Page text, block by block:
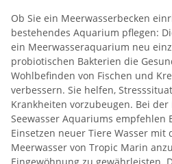
Ob Sie ein Meerwasserbecken
bestehendes Aquarium pflegen:
ein Meerwasseraquarium neu
probiotischen Bakterien die
Wohlbefinden von Fischen und
verbessern. Sie helfen,
Krankheiten vorzubeugen. Bei
Seewasser Aquariums empfehlen
Einsetzen neuer Tiere Wasser mit
Meerwasser von Tropic Marin